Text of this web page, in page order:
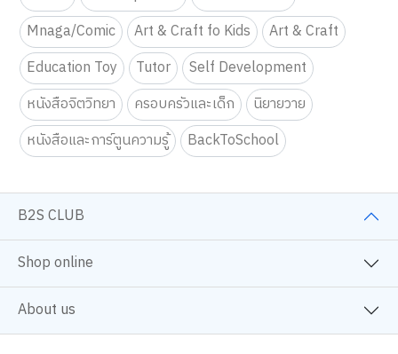
Mnaga/Comic
Art & Craft fo Kids
Art & Craft
Education Toy
Tutor
Self Development
หนังสือจิตวิทยา
ครอบครัวและเด็ก
นิยายวาย
หนังสือและการ์ตูนความรู้
BackToSchool
B2S CLUB
Shop online
About us